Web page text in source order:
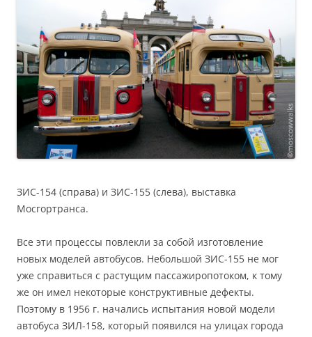
ЗИС-154 (справа) и ЗИС-155 (слева), выставка
Мосгортранса.
Все эти процессы повлекли за собой изготовление
новых моделей автобусов. Небольшой ЗИС-155 не мог
уже справиться с растущим пассажиропотоком, к тому
же он имел некоторые конструктивные дефекты.
Поэтому в 1956 г. начались испытания новой модели
автобуса ЗИЛ-158, который появился на улицах города